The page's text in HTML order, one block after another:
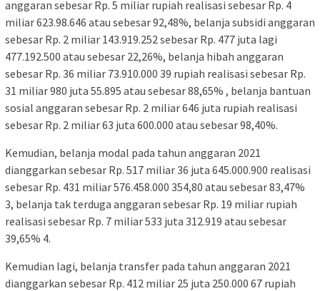
anggaran sebesar Rp. 5 miliar rupiah realisasi sebesar Rp. 4
miliar 623.98.646 atau sebesar 92,48%, belanja subsidi anggaran
sebesar Rp. 2 miliar 143.919.252 sebesar Rp. 477 juta lagi
477.192.500 atau sebesar 22,26%, belanja hibah anggaran
sebesar Rp. 36 miliar 73.910.000 39 rupiah realisasi sebesar Rp.
31 miliar 980 juta 55.895 atau sebesar 88,65% , belanja bantuan
sosial anggaran sebesar Rp. 2 miliar 646 juta rupiah realisasi
sebesar Rp. 2 miliar 63 juta 600.000 atau sebesar 98,40%.
Kemudian, belanja modal pada tahun anggaran 2021
dianggarkan sebesar Rp. 517 miliar 36 juta 645.000.900 realisasi
sebesar Rp. 431 miliar 576.458.000 354,80 atau sebesar 83,47%
3, belanja tak terduga anggaran sebesar Rp. 19 miliar rupiah
realisasi sebesar Rp. 7 miliar 533 juta 312.919 atau sebesar
39,65% 4.
Kemudian lagi, belanja transfer pada tahun anggaran 2021
dianggarkan sebesar Rp. 412 miliar 25 juta 250.000 67 rupiah